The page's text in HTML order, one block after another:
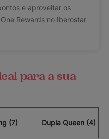
e aproveitar os
Rewards no Iberostar
para a sua
(7) Dupla Queen (4)